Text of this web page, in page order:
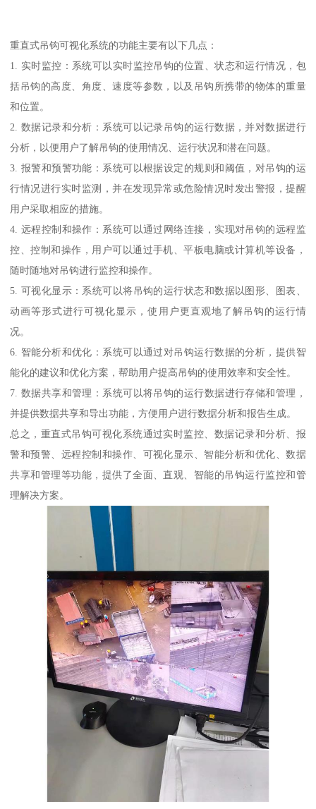
重直式吊钩可视化系统的功能主要有以下几点：
1. 实时监控：系统可以实时监控吊钩的位置、状态和运行情况，包
括吊钩的高度、角度、速度等参数，以及吊钩所携带的物体的重量
和位置。
2. 数据记录和分析：系统可以记录吊钩的运行数据，并对数据进行
分析，以便用户了解吊钩的使用情况、运行状况和潜在问题。
3. 报警和预警功能：系统可以根据设定的规则和阈值，对吊钩的运
行情况进行实时监测，并在发现异常或危险情况时发出警报，提醒
用户采取相应的措施。
4. 远程控制和操作：系统可以通过网络连接，实现对吊钩的远程监
控、控制和操作，用户可以通过手机、平板电脑或计算机等设备，
随时随地对吊钩进行监控和操作。
5. 可视化显示：系统可以将吊钩的运行状态和数据以图形、图表、
动画等形式进行可视化显示，使用户更直观地了解吊钩的运行情
况。
6. 智能分析和优化：系统可以通过对吊钩运行数据的分析，提供智
能化的建议和优化方案，帮助用户提高吊钩的使用效率和安全性。
7. 数据共享和管理：系统可以将吊钩的运行数据进行存储和管理，
并提供数据共享和导出功能，方便用户进行数据分析和报告生成。
总之，重直式吊钩可视化系统通过实时监控、数据记录和分析、报
警和预警、远程控制和操作、可视化显示、智能分析和优化、数据
共享和管理等功能，提供了全面、直观、智能的吊钩运行监控和管
理解决方案。